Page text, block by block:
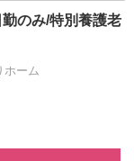
のみ/特別養護老
ホーム